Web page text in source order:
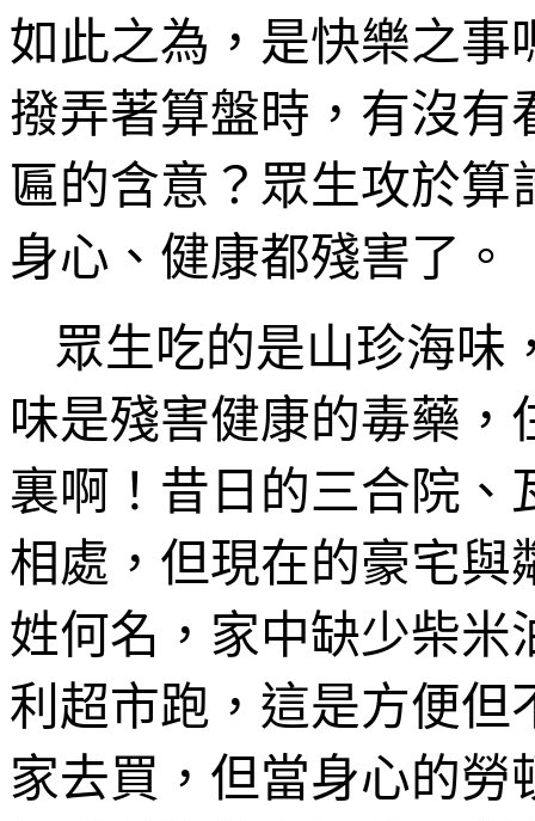
如此之為，是快樂之事
撥弄著算盤時，有沒
匾的含意？眾生攻於算
身心、健康都殘害了。
眾生吃的是山珍海味
味是殘害健康的毒藥
裏啊！昔日的三合院、
相處，但現在的豪宅與
姓何名，家中缺少柴米
利超市跑，這是方便但
家去買，但當身心的